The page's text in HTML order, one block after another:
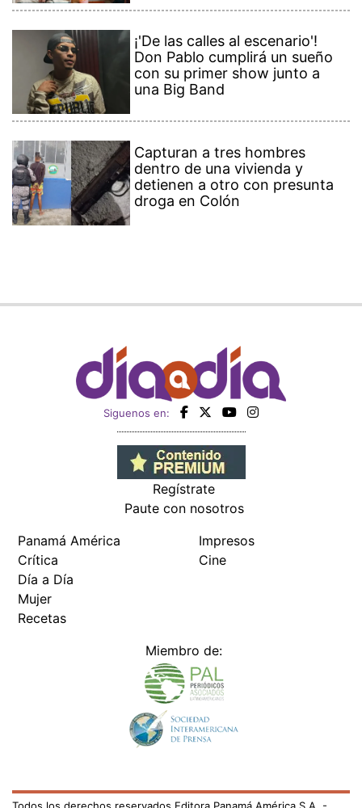
¡'De las calles al escenario'!
Don Pablo cumplirá un sueño
con su primer show junto a
una Big Band
Capturan a tres hombres
dentro de una vivienda y
detienen a otro con presunta
droga en Colón
Siguenos en:
Regístrate
Paute con nosotros
Panamá América
Crítica
Día a Día
Mujer
Recetas
Impresos
Cine
Miembro de: